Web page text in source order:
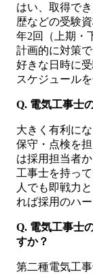
はい、取得で
歴などの受験
年2回（上期・
計画的に対策
好きな日時に
スケジュール
Q. 電気工事士
大きく有利に
保守・点検を
は採用担当者
工事士を持っ
人でも即戦力
れば採用のハ
Q. 電気工事士
すか？
第二種電気工